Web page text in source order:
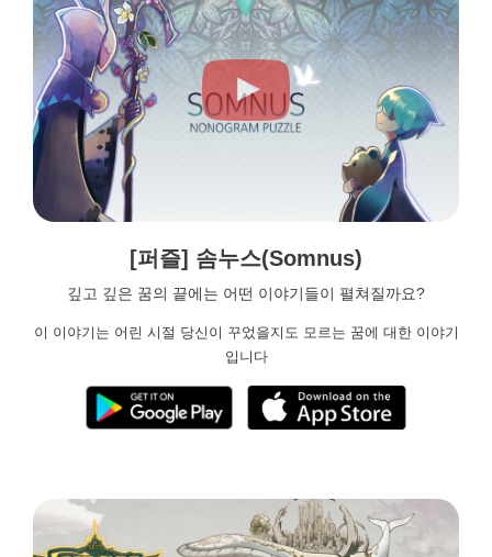
[퍼즐] 솜누스(Somnus)
깊고 깊은 꿈의 끝에는 어떤 이야기들이 펼쳐질까요?
이 이야기는 어린 시절 당신이 꾸었을지도 모르는 꿈에 대한 이야기
입니다